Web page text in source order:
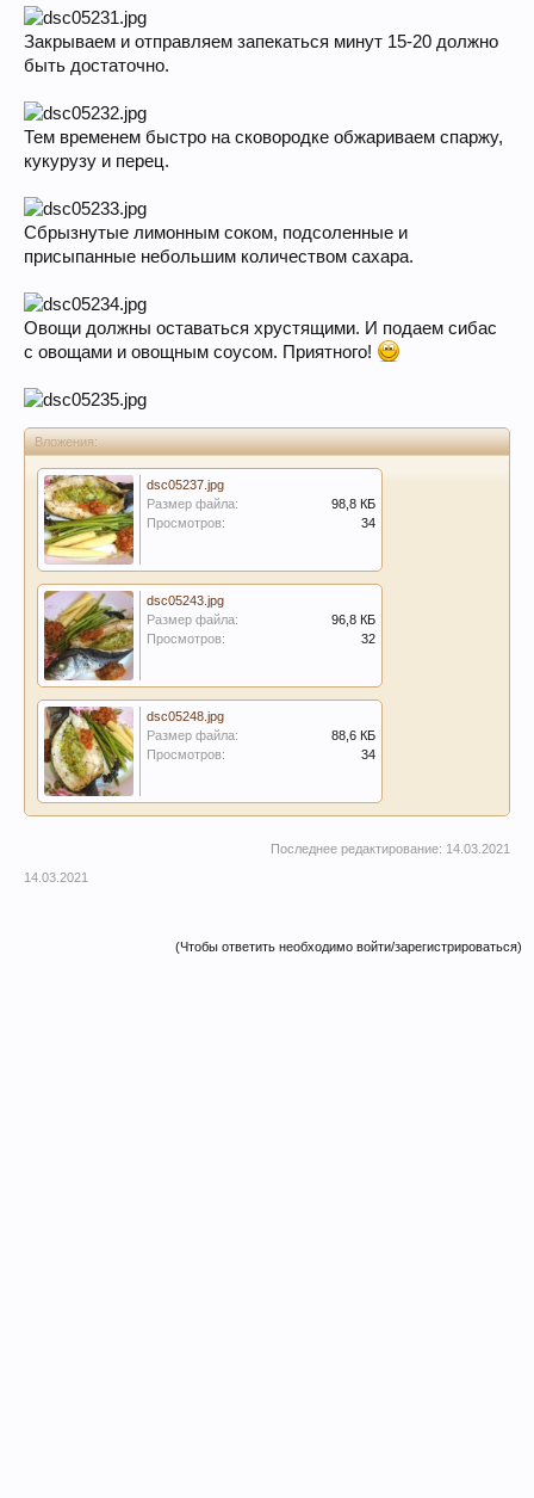
Закрываем и отправляем запекаться минут 15-20 должно
быть достаточно.
Тем временем быстро на сковородке обжариваем спаржу,
кукурузу и перец.
Сбрызнутые лимонным соком, подсоленные и
присыпанные небольшим количеством сахара.
Овощи должны оставаться хрустящими. И подаем сибас
с овощами и овощным соусом. Приятного!
Вложения:
dsc05237.jpg
Размер файла:
98,8 КБ
Просмотров:
34
dsc05243.jpg
Размер файла:
96,8 КБ
Просмотров:
32
dsc05248.jpg
Размер файла:
88,6 КБ
Просмотров:
34
Последнее редактирование: 14.03.2021
14.03.2021
(Чтобы ответить необходимо войти/зарегистрироваться)